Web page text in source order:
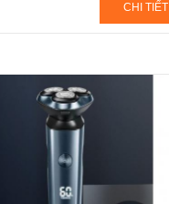
CHI TIẾT
hành sản phẩm 12 tháng
phí giao hàng toàn quốc
trọng, Đẳng cấp, Chất lượng
chống nước, cạo êm